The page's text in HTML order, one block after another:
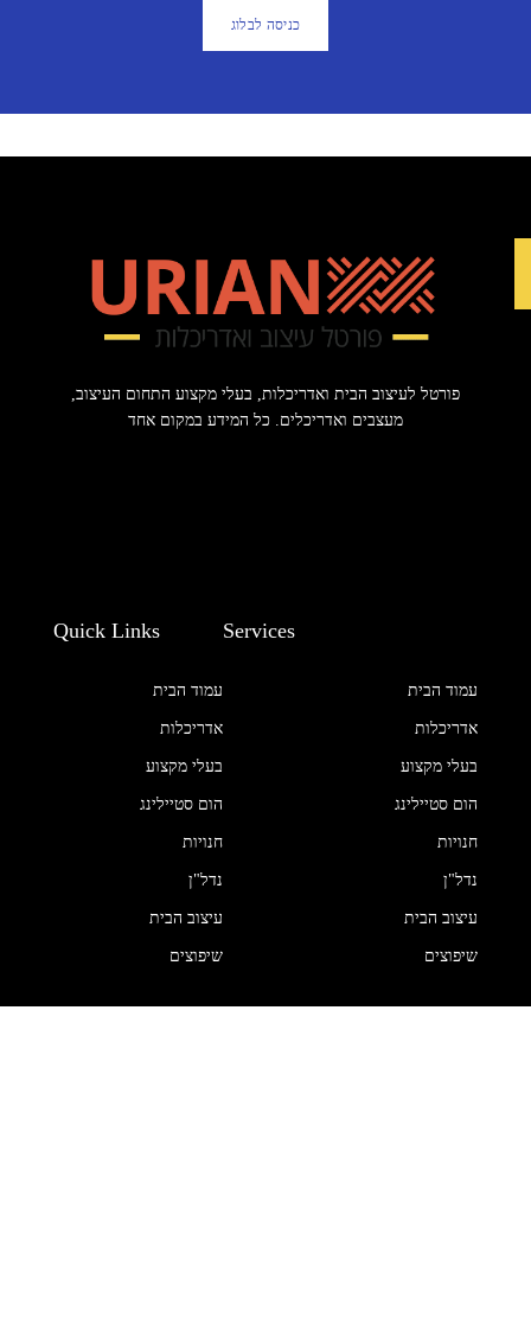
כניסה לבלוג
פורטל לעיצוב הבית ואדריכלות, בעלי מקצוע התחום העיצוב,
מעצבים ואדריכלים. כל המידע במקום אחד
Services
עמוד הבית
אדריכלות
בעלי מקצוע
הום סטיילינג
חנויות
נדל"ן
עיצוב הבית
שיפוצים
Quick Links
עמוד הבית
אדריכלות
בעלי מקצוע
הום סטיילינג
חנויות
נדל"ן
עיצוב הבית
שיפוצים